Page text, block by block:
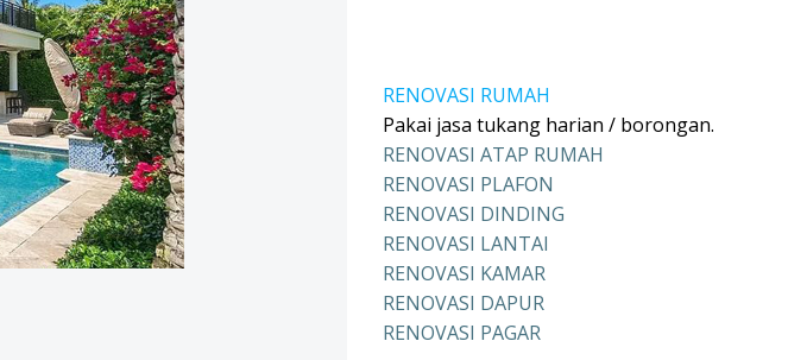
RENOVASI RUMAH
Pakai jasa tukang harian / borongan.
RENOVASI ATAP RUMAH
RENOVASI PLAFON
RENOVASI DINDING
RENOVASI LANTAI
RENOVASI KAMAR
RENOVASI DAPUR
RENOVASI PAGAR